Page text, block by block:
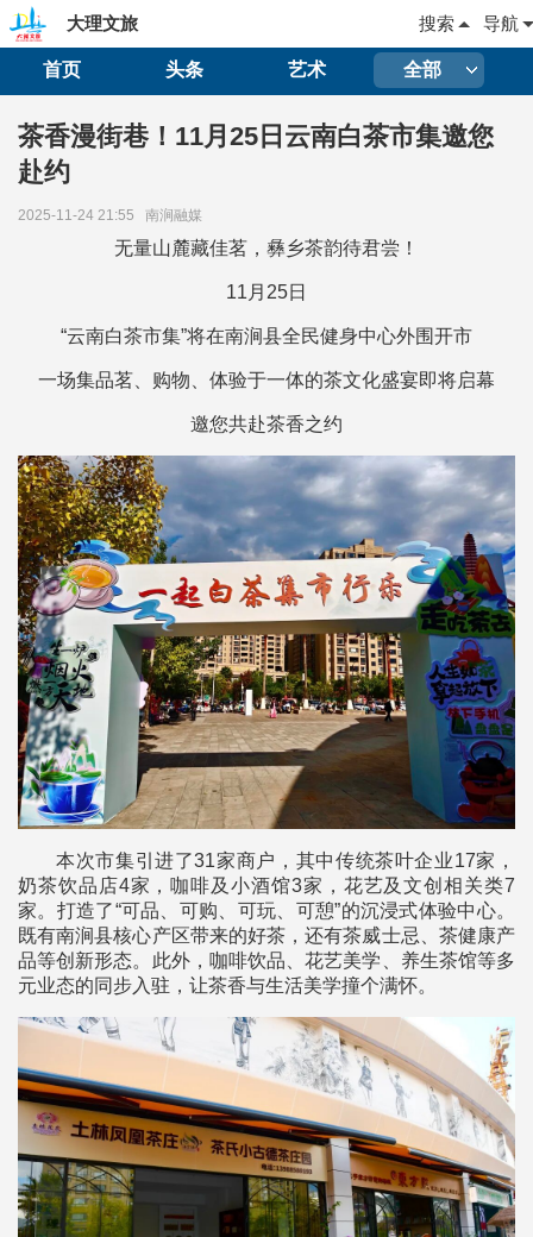
大理文旅 导航
搜索
首页 头条 艺术 全部
茶香漫街巷！11月25日云南白茶市集邀您
赴约
2025-11-24 21:55 南涧融媒
无量山麓藏佳茗，彝乡茶韵待君尝！
11月25日
“云南白茶市集”将在南涧县全民健身中心外围开市
一场集品茗、购物、体验于一体的茶文化盛宴即将启幕
邀您共赴茶香之约
本次市集引进了31家商户，其中传统茶叶企业17家，
奶茶饮品店4家，咖啡及小酒馆3家，花艺及文创相关类7
家。打造了“可品、可购、可玩、可憩”的沉浸式体验中心。
既有南涧县核心产区带来的好茶，还有茶威士忌、茶健康产
品等创新形态。此外，咖啡饮品、花艺美学、养生茶馆等多
元业态的同步入驻，让茶香与生活美学撞个满怀。